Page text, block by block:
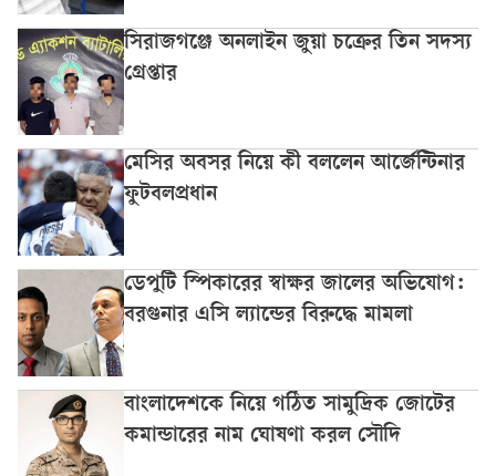
সিরাজগঞ্জে অনলাইন জুয়া চক্রের তিন সদস্য
গ্রেপ্তার
মেসির অবসর নিয়ে কী বললেন আর্জেন্টিনার
ফুটবলপ্রধান
ডেপুটি স্পিকারের স্বাক্ষর জালের অভিযোগ:
বরগুনার এসি ল্যান্ডের বিরুদ্ধে মামলা
বাংলাদেশকে নিয়ে গঠিত সামুদ্রিক জোটের
কমান্ডারের নাম ঘোষণা করল সৌদি